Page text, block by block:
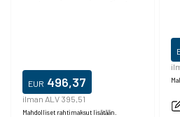
EUR 496,37
ilman ALV 395,51
Mahdolliset rahtimaksut lisätään.